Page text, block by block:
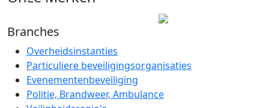
Branches
Overheidsinstanties
Particuliere beveiligingsorganisaties
Evenementenbeveiliging
Politie, Brandweer, Ambulance